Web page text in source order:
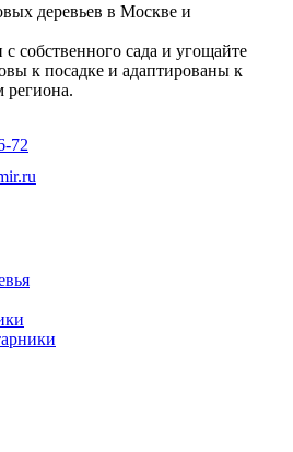
деревьев в Москве и
собственного сада и угощайте
к посадке и адаптированы к
региона.
72